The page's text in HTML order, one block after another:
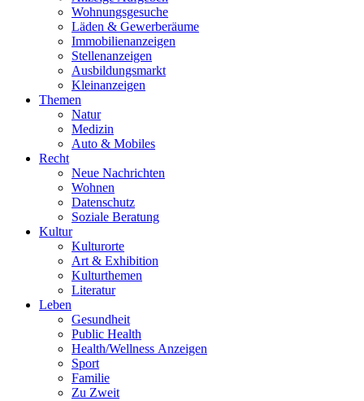
Wohnungsgesuche
Läden & Gewerberäume
Immobilienanzeigen
Stellenanzeigen
Ausbildungsmarkt
Kleinanzeigen
Themen
Natur
Medizin
Auto & Mobiles
Recht
Neue Nachrichten
Wohnen
Datenschutz
Soziale Beratung
Kultur
Kulturorte
Art & Exhibition
Kulturthemen
Literatur
Leben
Gesundheit
Public Health
Health/Wellness Anzeigen
Sport
Familie
Zu Zweit